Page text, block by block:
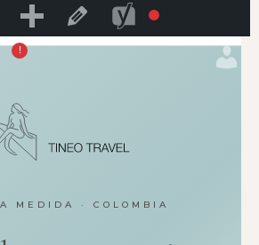
Personalizar
Añadir Editar la página
!
MEDIDA · COLOMBIA